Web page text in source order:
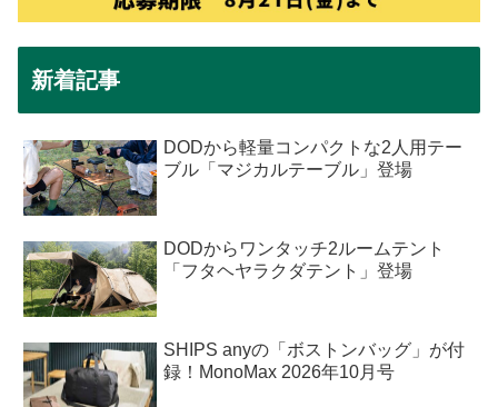
新着記事
DODから軽量コンパクトな2人用テー
ブル「マジカルテーブル」登場
DODからワンタッチ2ルームテント
「フタヘヤラクダテント」登場
SHIPS anyの「ボストンバッグ」が付
録！MonoMax 2026年10月号